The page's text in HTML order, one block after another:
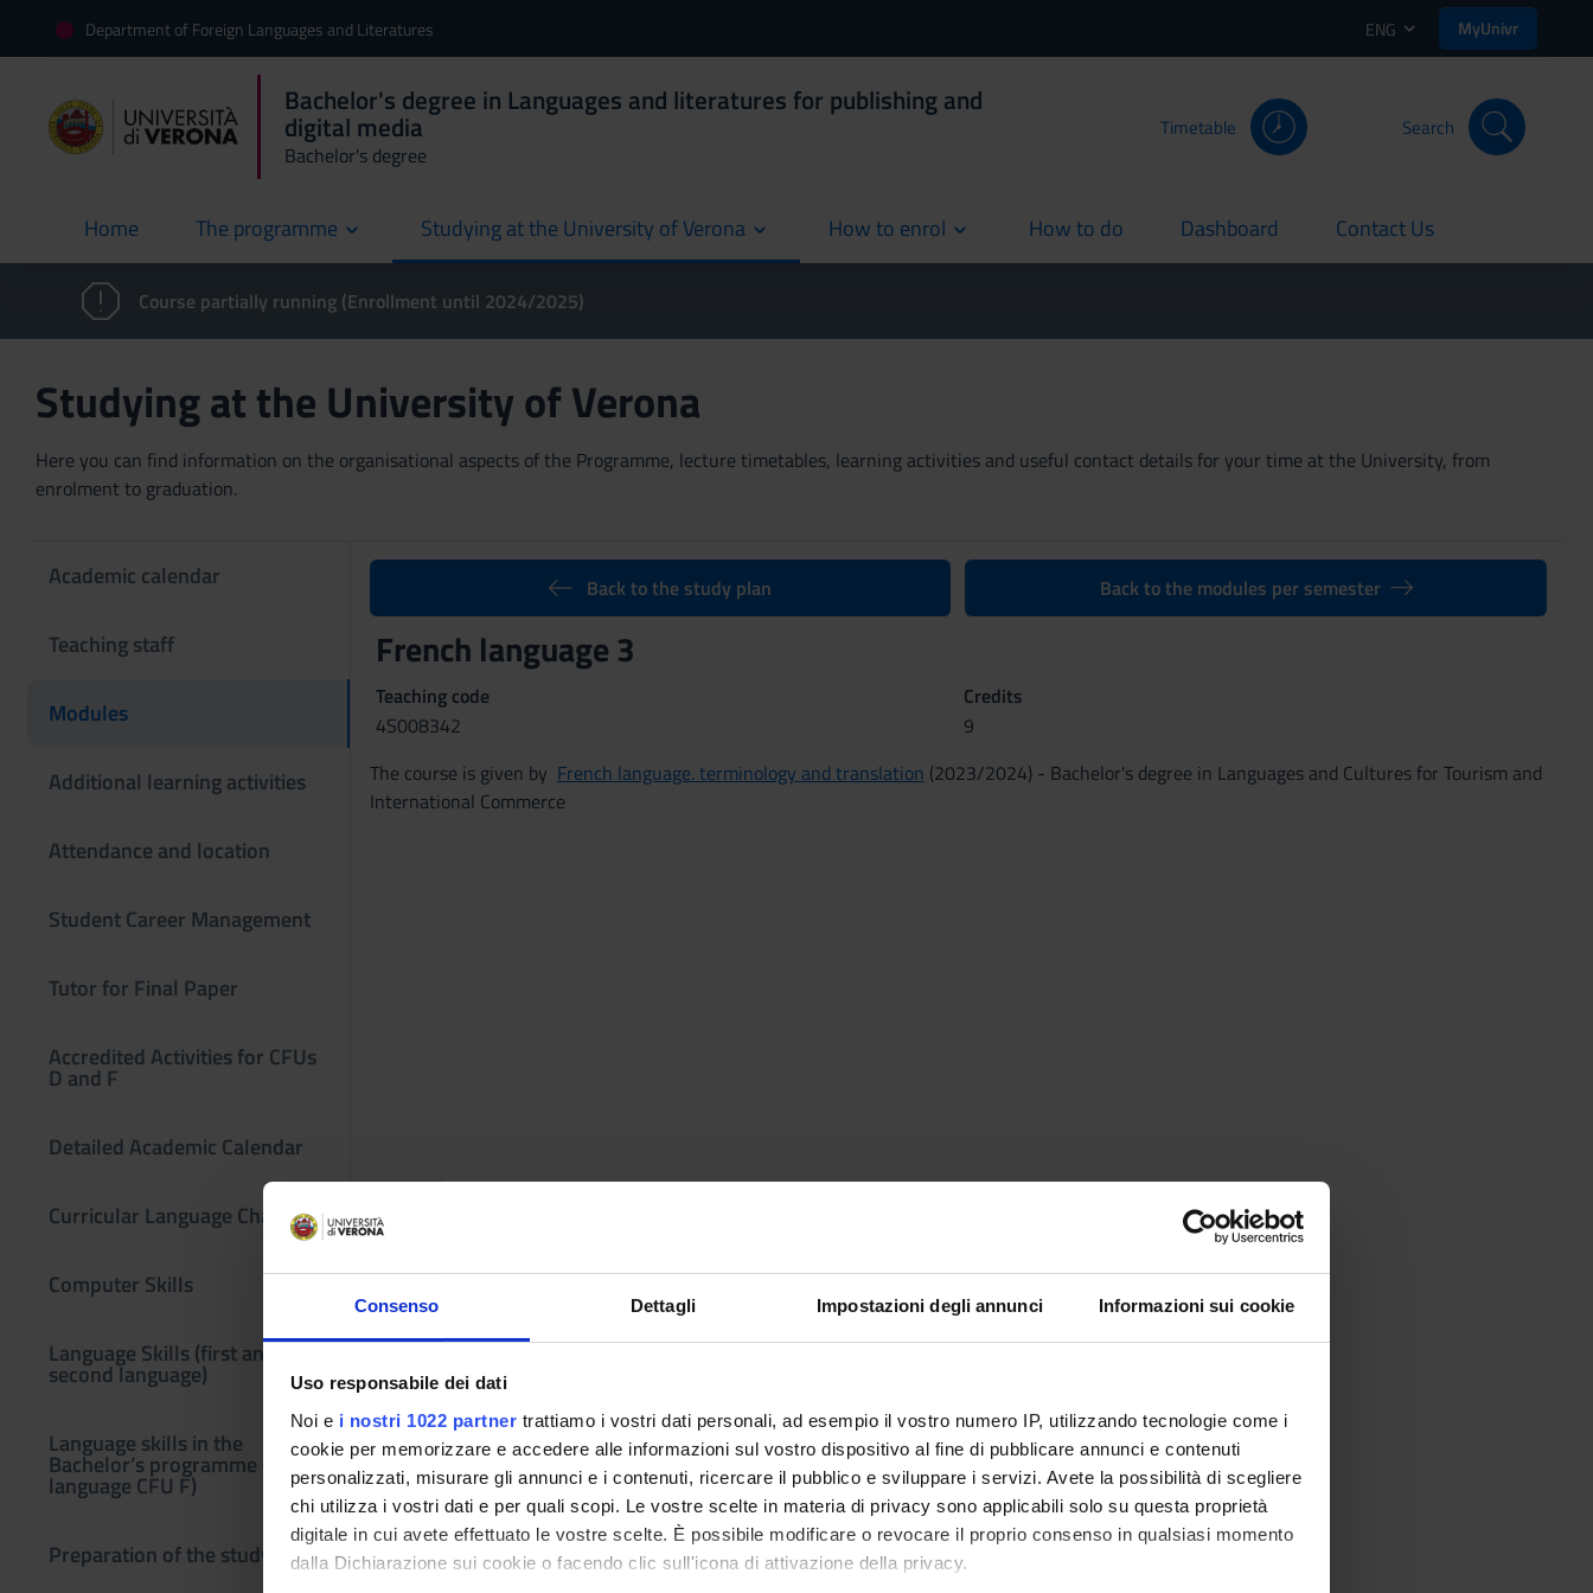
Consenso Dettagli Impostazioni degli annunci Informazioni sui cookie
Uso responsabile dei dati
Noi e i nostri 1022 partner trattiamo i vostri dati personali, ad esempio il vostro numero IP, utilizzando tecnologie come i
cookie per memorizzare e accedere alle informazioni sul vostro dispositivo al fine di pubblicare annunci e contenuti
personalizzati, misurare gli annunci e i contenuti, ricercare il pubblico e sviluppare i servizi. Avete la possibilità di scegliere
chi utilizza i vostri dati e per quali scopi. Le vostre scelte in materia di privacy sono applicabili solo su questa proprietà
digitale in cui avete effettuato le vostre scelte. È possibile modificare o revocare il proprio consenso in qualsiasi momento
dalla Dichiarazione sui cookie o facendo clic sull'icona di attivazione della privacy.
Department of Foreign Languages and Literatures ENG MyUnivr
Bachelor's degree in Languages and literatures for publishing and
digital media
Bachelor's degree
Timetable Search
Home
current The programme Studying at the University of Verona How to enrol How to do
current Dashboard
current Contact Us
current
Course partially running (Enrollment until 2024/2025)
Studying at the University of Verona
Here you can find information on the organisational aspects of the Programme, lecture timetables, learning activities and useful contact details for your time at the University, from
enrolment to graduation.
Academic calendar
Teaching staff
Modules
Additional learning activities
Attendance and location
Student Career Management
Tutor for Final Paper
Accredited Activities for CFUs
D and F
Detailed Academic Calendar
Curricular Language Change
Computer Skills
Language Skills (first and
second language)
Language skills in the
Bachelor’s programme (third
language CFU F)
Preparation of the study plan
Back to the study plan Back to the modules per semester
French language 3
Teaching code
4S008342
Credits
9
The course is given by French language. terminology and translation (2023/2024) - Bachelor's degree in Languages and Cultures for Tourism and
International Commerce